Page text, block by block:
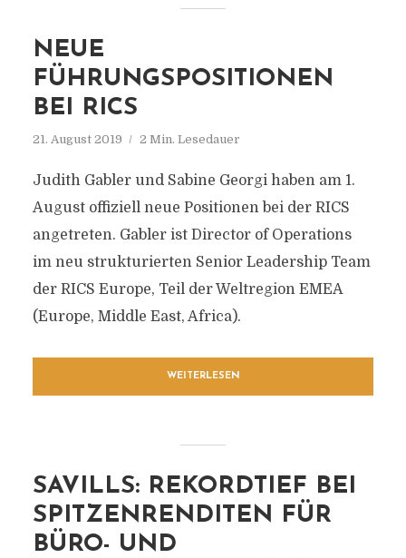
NEUE
FÜHRUNGSPOSITIONEN
BEI RICS
21. August 2019 2 Min. Lesedauer
Judith Gabler und Sabine Georgi haben am 1.
August offiziell neue Positionen bei der RICS
angetreten. Gabler ist Director of Operations
im neu strukturierten Senior Leadership Team
der RICS Europe, Teil der Weltregion EMEA
(Europe, Middle East, Africa).
WEITERLESEN
SAVILLS: REKORDTIEF BEI
SPITZENRENDITEN FÜR
BÜRO- UND